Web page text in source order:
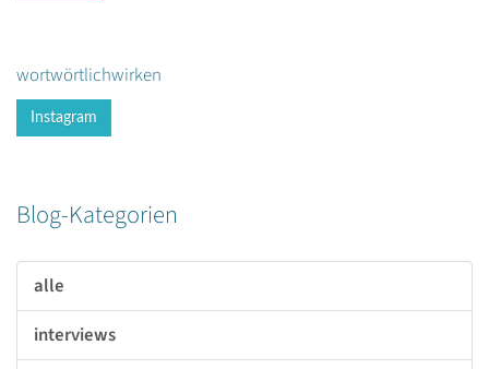
wortwörtlichwirken
Instagram
Blog-Kategorien
alle
interviews